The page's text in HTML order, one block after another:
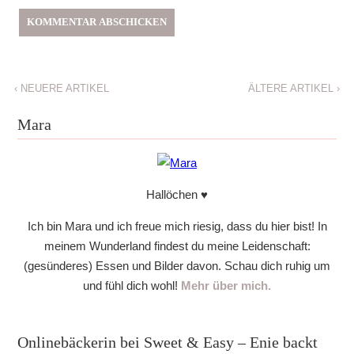
‹NEUERE ARTIKEL ÄLTERE ARTIKEL ›
Mara
Hallöchen ♥
Ich bin Mara und ich freue mich riesig, dass du hier bist! In
meinem Wunderland findest du meine Leidenschaft:
(gesünderes) Essen und Bilder davon. Schau dich ruhig um
und fühl dich wohl! Mehr über mich.
Onlinebäckerin bei Sweet & Easy – Enie backt